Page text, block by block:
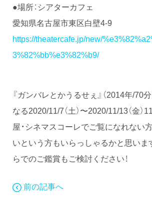
●場所：シアターカフェ
愛知県名古屋市東区白壁4-9
https://theatercafe.jp/new/
3%82%bb%e3%82%b9/
『ガンバレとかうるせぇ』（2014年/70
なる2020/11/7（土）〜2020/11/13（金
屋・シネマスコーレでご覧になれない
いという方もいらっしゃるかと思いま
らでのご鑑賞もご検討ください！
前の記事へ